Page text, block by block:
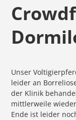
Unser
leider an
der Klinik
mittlerweile
Ende ist leider